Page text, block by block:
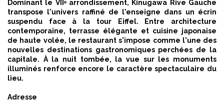
Dominant le VIIᵉ arrondissement, Kinugawa Rive Gauche
transpose l'univers raffiné de l'enseigne dans un écrin
suspendu face à la tour Eiffel. Entre architecture
contemporaine, terrasse élégante et cuisine japonaise
de haute volée, le restaurant s'impose comme l'une des
nouvelles destinations gastronomiques perchées de la
capitale. À la nuit tombée, la vue sur les monuments
illuminés renforce encore le caractère spectaculaire du
lieu.
Adresse